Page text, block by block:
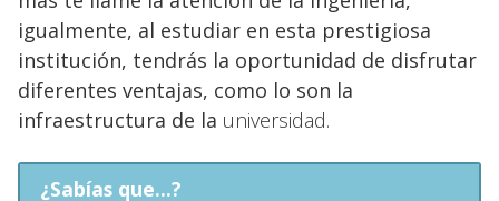
igualmente, al estudiar en esta prestigiosa
institución, tendrás la oportunidad de disfrutar
diferentes ventajas, como lo son la
infraestructura de la universidad.
¿Sabías que...?